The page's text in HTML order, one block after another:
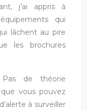
j’ai appris à
qui
lâchent au pire
les brochures
de théorie
vous pouvez
à surveiller